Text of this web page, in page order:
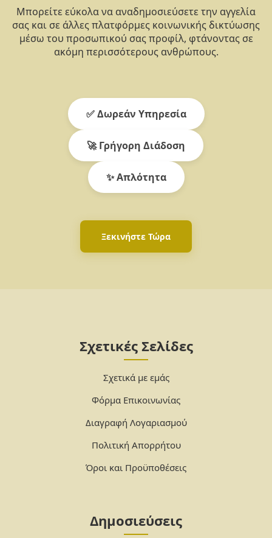
Μπορείτε εύκολα να αναδημοσιεύσετε την αγγελία
σας και σε άλλες πλατφόρμες κοινωνικής δικτύωσης
μέσω του προσωπικού σας προφίλ, φτάνοντας σε
ακόμη περισσότερους ανθρώπους.
✅ Δωρεάν Υπηρεσία
🚀 Γρήγορη Διάδοση
✨ Απλότητα
Ξεκινήστε Τώρα
Σχετικές Σελίδες
Σχετικά με εμάς
Φόρμα Επικοινωνίας
Διαγραφή Λογαριασμού
Πολιτική Απορρήτου
Όροι και Προϋποθέσεις
Δημοσιεύσεις